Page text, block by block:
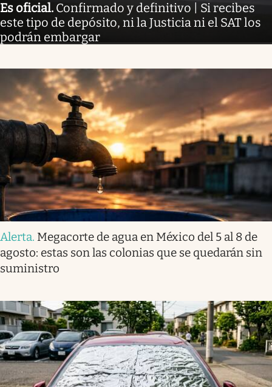
Es oficial. Confirmado y definitivo | Si recibes
este tipo de depósito, ni la Justicia ni el SAT los
podrán embargar
Alerta. Megacorte de agua en México del 5 al 8 de
agosto: estas son las colonias que se quedarán sin
suministro